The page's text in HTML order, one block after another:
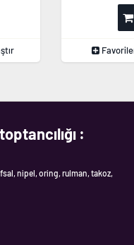
:
nipel, oring, rulman, takoz,